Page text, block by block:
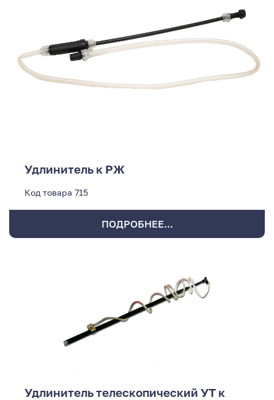
Удлинитель к РЖ
Код товара 715
ПОДРОБНЕЕ...
Удлинитель телескопический УТ к